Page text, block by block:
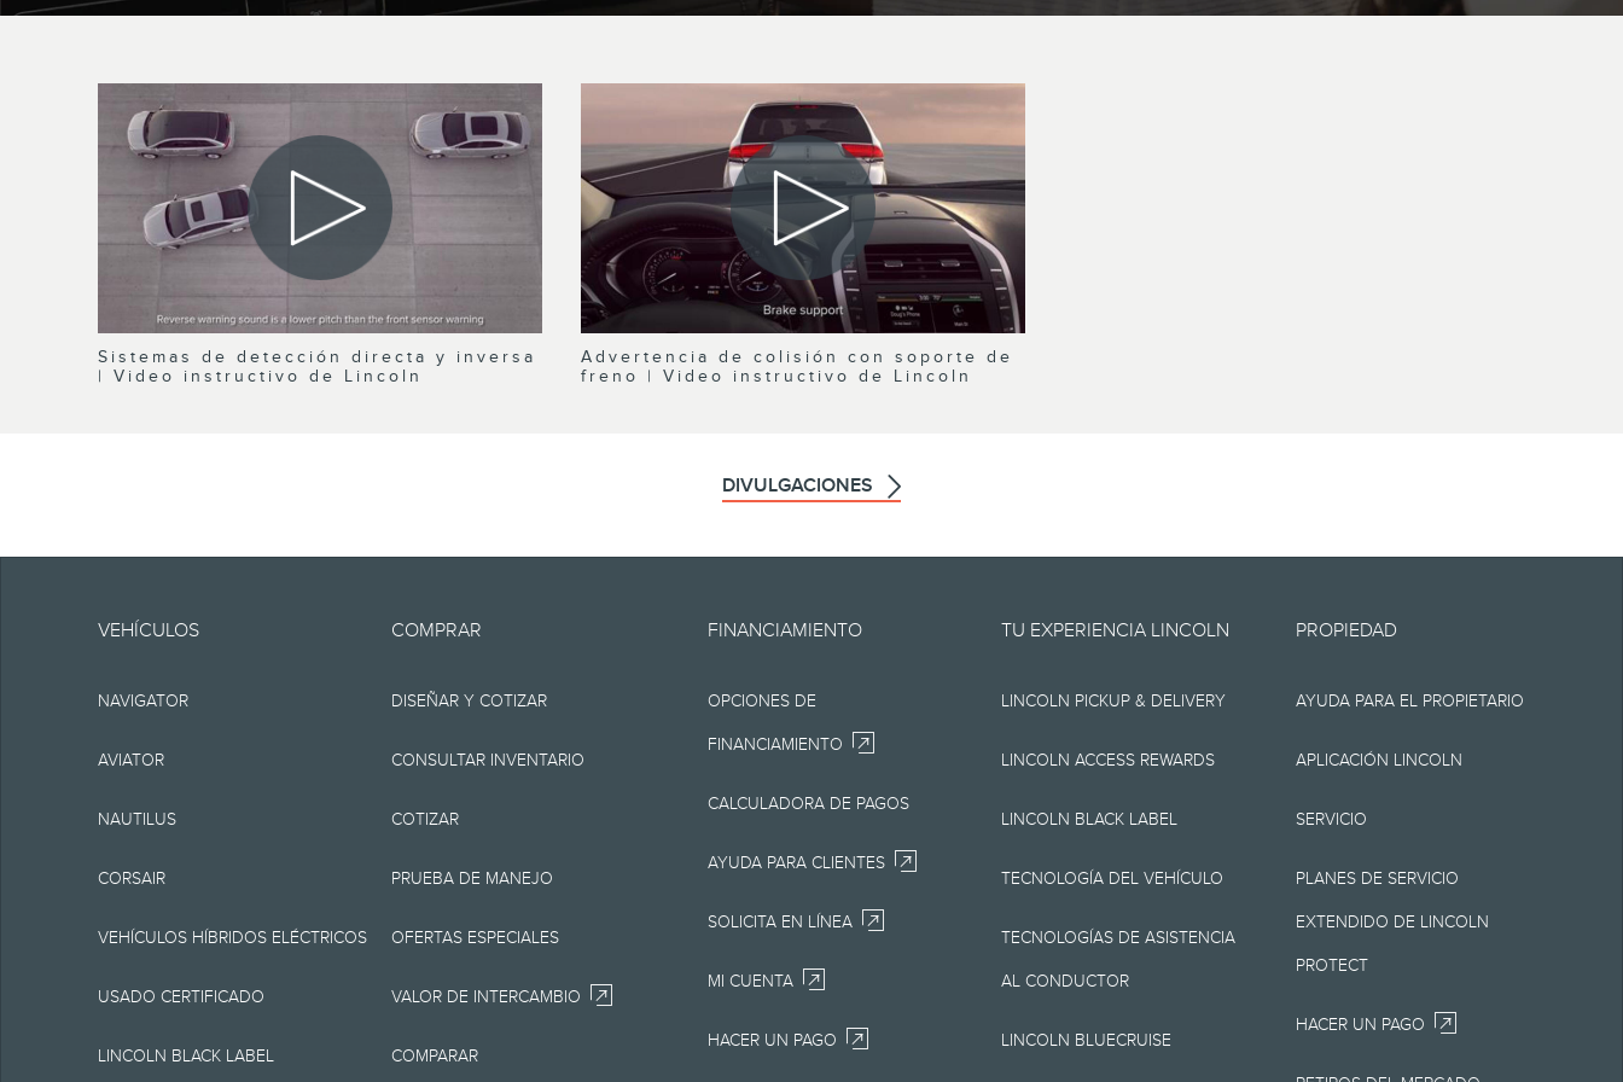
Sistemas de detección directa y inversa
| Video instructivo de Lincoln
Advertencia de colisión con soporte de
freno | Video instructivo de Lincoln
DIVULGACIONES
Ten en cuenta.
La información se proporciona "en el estado en que se encuentra" y puede
ninguna garantía o representación de ningún tipo, ya sea expresa o
implícita, incluyendo, pero sin limitarse a, la precisión, divisa o veracidad, el
funcionamiento del sitio, la información, los materiales, los contenidos, la
disponibilidad y los productos. Lincoln se reserva el derecho de cambiar las
especificaciones, precios y equipamiento del producto en cualquier
momento sin incurrir en obligaciones. Tu concesionario Lincoln es la mejor
fuente de información actualizada sobre los vehículos Lincoln.
1.
VEHÍCULOS
NAVIGATOR
AVIATOR
NAUTILUS
CORSAIR
VEHÍCULOS HÍBRIDOS ELÉCTRICOS
USADO CERTIFICADO
LINCOLN BLACK LABEL
COMPRAR
DISEÑAR Y COTIZAR
CONSULTAR INVENTARIO
COTIZAR
PRUEBA DE MANEJO
OFERTAS ESPECIALES
VALOR DE INTERCAMBIO
COMPARAR
FINANCIAMIENTO
OPCIONES DE
FINANCIAMIENTO
CALCULADORA DE PAGOS
AYUDA PARA CLIENTES
SOLICITA EN LÍNEA
MI CUENTA
HACER UN PAGO
TU EXPERIENCIA LINCOLN
LINCOLN PICKUP & DELIVERY
LINCOLN ACCESS REWARDS
LINCOLN BLACK LABEL
TECNOLOGÍA DEL VEHÍCULO
TECNOLOGÍAS DE ASISTENCIA
AL CONDUCTOR
LINCOLN BLUECRUISE
PROPIEDAD
AYUDA PARA EL PROPIETARIO
APLICACIÓN LINCOLN
SERVICIO
PLANES DE SERVICIO
EXTENDIDO DE LINCOLN
PROTECT
HACER UN PAGO